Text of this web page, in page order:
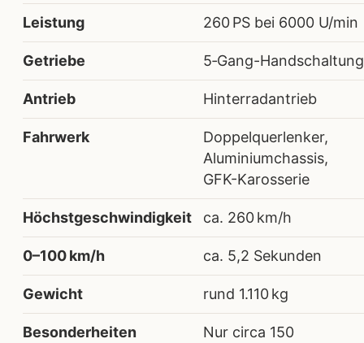
Leistung 260 PS bei 6000 U/min
Getriebe 5‑Gang-Handschaltung
Antrieb Hinterradantrieb
Fahrwerk
Doppelquerlenker,
Aluminiumchassis,
GFK-Karosserie
Höchstgeschwindigkeit ca. 260 km/h
0–100 km/h ca. 5,2 Sekunden
Gewicht rund 1.110 kg
Besonderheiten Nur circa 150